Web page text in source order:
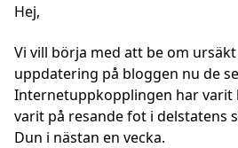
Hej,
Vi vill börja med att be om
uppdatering på bloggen nu de
Internetuppkopplingen har varit
varit på resande fot i delstatens
Dun i nästan en vecka.